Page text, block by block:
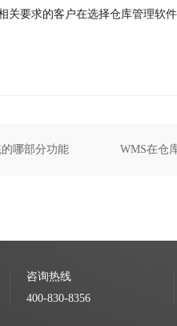
关要求的客户在选择仓库管理软
哪部分功能 WMS在仓
咨询热线
400-830-8356